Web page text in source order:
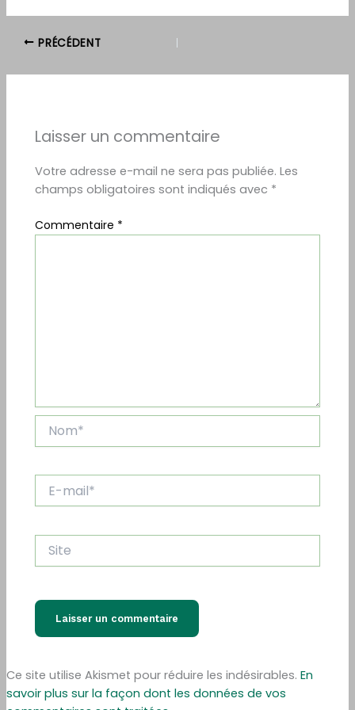
PRÉCÉDENT
Laisser un commentaire
Votre adresse e-mail ne sera pas publiée. Les
champs obligatoires sont indiqués avec *
Commentaire *
mail*
Ce site utilise Akismet pour réduire les indésirables. En
savoir plus sur la façon dont les données de vos